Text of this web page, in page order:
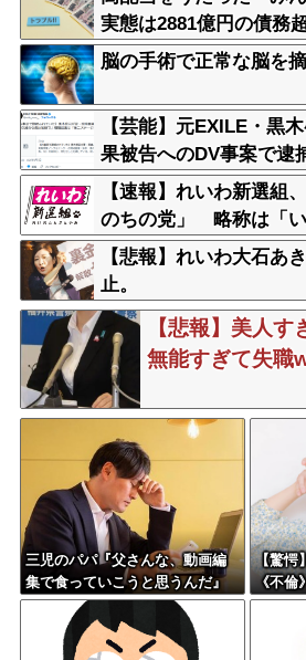
実態は2881億円の債務
脳の手術で正常な脳を
【芸能】元EXILE・黒
果被告へのDV事案で
は全身打撲、頭部裂傷
の怪我
【速報】れいわ新選組
のちの党」 略称は「い
【悲報】れいわ大石あ
止。
【悲報】美人す
無能すぎて失職
三児のパパ『父さんな、動画編
集で食っていこうと思うんだ』
→結果
【驚愕
《不倫
約7割
てし